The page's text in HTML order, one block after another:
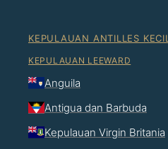
KEPULAUAN ANTILLES KECIL
KEPULAUAN LEEWARD
Anguila
Antigua dan Barbuda
Kepulauan Virgin Britania